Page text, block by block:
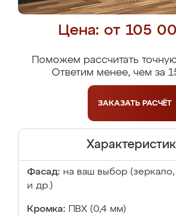
Цена: от 105
Поможем рассчитать
Ответим менее, чем за
ЗАКАЗАТЬ РАСЧЁТ
Фасад: на ваш выбор
и др.)
Кромка: ПВХ (0,4 мм)